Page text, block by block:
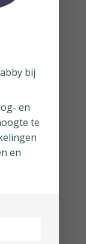
bij
en
te
en